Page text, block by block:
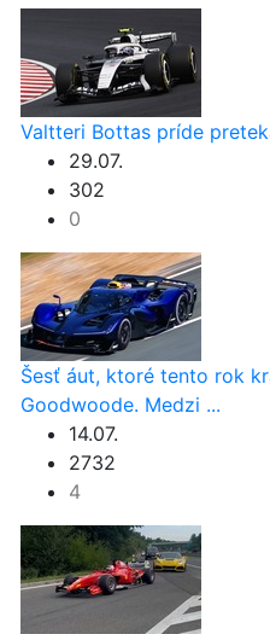
Valtteri Bottas príde
29.07.
302
0
Šesť áut, ktoré tento rok
Goodwoode. Medzi ...
14.07.
2732
4